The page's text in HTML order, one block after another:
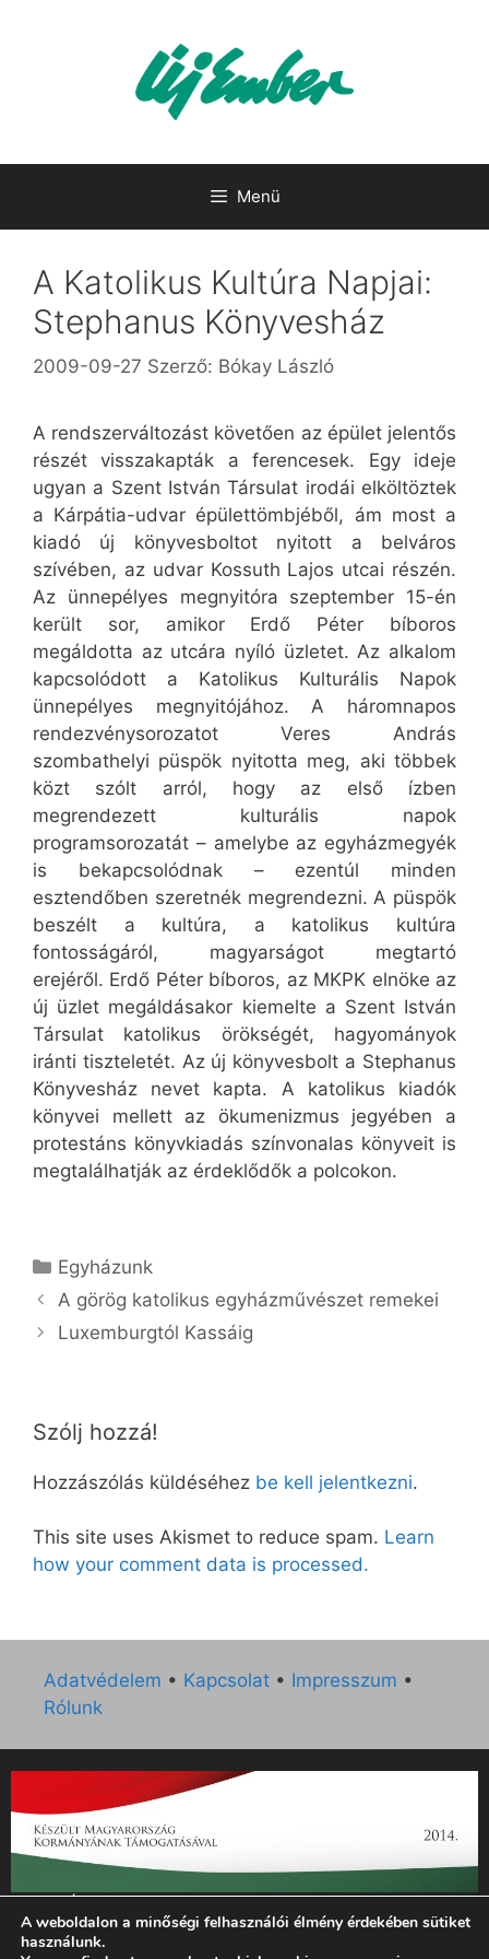
Menü
A Katolikus Kultúra Napjai:
Stephanus Könyvesház
2009-09-27 Szerző: Bókay László
A rendszerváltozást követően az épület jelentős
részét visszakapták a ferencesek. Egy ideje
ugyan a Szent István Társulat irodái elköltöztek
a Kárpátia-udvar épülettömbjéből, ám most a
kiadó új könyvesboltot nyitott a belváros
szívében, az udvar Kossuth Lajos utcai részén.
Az ünnepélyes megnyitóra szeptember 15-én
került sor, amikor Erdő Péter bíboros
megáldotta az utcára nyíló üzletet. Az alkalom
kapcsolódott a Katolikus Kulturális Napok
ünnepélyes megnyitójához. A háromnapos
rendezvénysorozatot Veres András
szombathelyi püspök nyitotta meg, aki többek
közt szólt arról, hogy az első ízben
megrendezett kulturális napok
programsorozatát – amelybe az egyházmegyék
is bekapcsolódnak – ezentúl minden
esztendőben szeretnék megrendezni. A püspök
beszélt a kultúra, a katolikus kultúra
fontosságáról, magyarságot megtartó
erejéről. Erdő Péter bíboros, az MKPK elnöke az
új üzlet megáldásakor kiemelte a Szent István
Társulat katolikus örökségét, hagyományok
iránti tiszteletét. Az új könyvesbolt a Stephanus
Könyvesház nevet kapta. A katolikus kiadók
könyvei mellett az ökumenizmus jegyében a
protestáns könyvkiadás színvonalas könyveit is
megtalálhatják az érdeklődők a polcokon.
Kategória
Egyházunk
A görög katolikus egyházművészet remekei
Luxemburgtól Kassáig
Szólj hozzá!
Hozzászólás küldéséhez be kell jelentkezni.
This site uses Akismet to reduce spam. Learn
how your comment data is processed.
Adatvédelem • Kapcsolat • Impresszum •
Rólunk
„Az Új Ember katolikus hetilap 2014. évi működésének
támogatását az EGYH-KCP-14-P-0121 sz. támogatási
szerződés keretében 3 000 000 Ft összegben támogatta az
A weboldalon a minőségi felhasználói élmény érdekében sütiket
használunk.